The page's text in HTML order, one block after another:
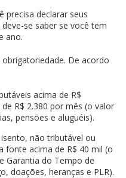
precisa declarar seus
se saber se você tem
ano.
De acordo
acima de R$
R$ 2.380 por mês (o valor
pensões e aluguéis).
não tributável ou
fonte acima de R$ 40 mil (o
Garantia do Tempo de
doações, heranças e PLR).